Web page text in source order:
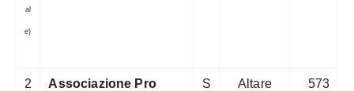
al
e)
2
Associazione Pro
S
Altare 573